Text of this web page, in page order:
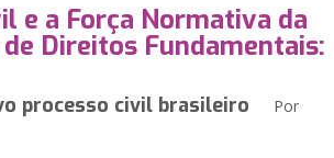
e a Força Normativa da
Direitos Fundamentais:
processo civil brasileiro Por